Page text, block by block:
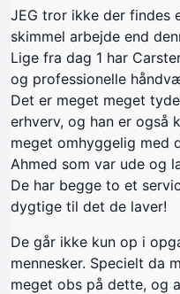
JEG tror ikke der findes
skimmel arbejde end
Lige fra dag 1 har
og professionelle
Det er meget meget
erhverv, og han er
meget omhyggelig med
Ahmed som var ude og
De har begge to et
dygtige til det de laver!
De går ikke kun op i
mennesker. Specielt da
meget obs på dette, og